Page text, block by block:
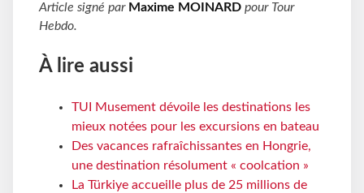
Article signé par Maxime MOINARD pour Tour
Hebdo.
À lire aussi
TUI Musement dévoile les destinations les
mieux notées pour les excursions en bateau
Des vacances rafraîchissantes en Hongrie,
une destination résolument « coolcation »
La Türkiye accueille plus de 25 millions de